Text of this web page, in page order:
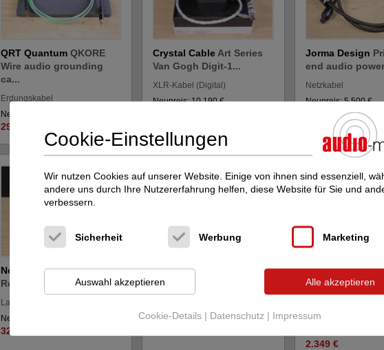
QRT Quantum QKORE
Wire audio grounding
ca...
Erdungskabel
Neupreis: 519 €
299 €
Crystal Cable Art Series
Van Gogh Digit-1...
XLR-Kabel (Digital)
Neupreis: 10.190 €
Jorma Design
end audio
Netzkabel
Neupreis: 5.500 €
Nordost
Odin 2 Supreme
Reference high end...
Lautsprecherkabel
Neupreis: 84.830 €
32.999 €
Jorma Design
Prime high
end audio power c...
Neupreis: 4.650 €
Transparent
Reference XL
d...
Cinchkabel (Digital)
2.349 €
Cookie-Einstellungen
Wir nutzen Cookies auf unserer Website. Einige von ihnen sind essenziell,
andere uns durch Ihre Nutzererfahrung helfen, diese Website für Sie und
verbessern.
Cookie-Details | Datenschutz | Impressum
Sicherheit Werbung Marketing
Auswahl akzeptieren Alle akzeptieren